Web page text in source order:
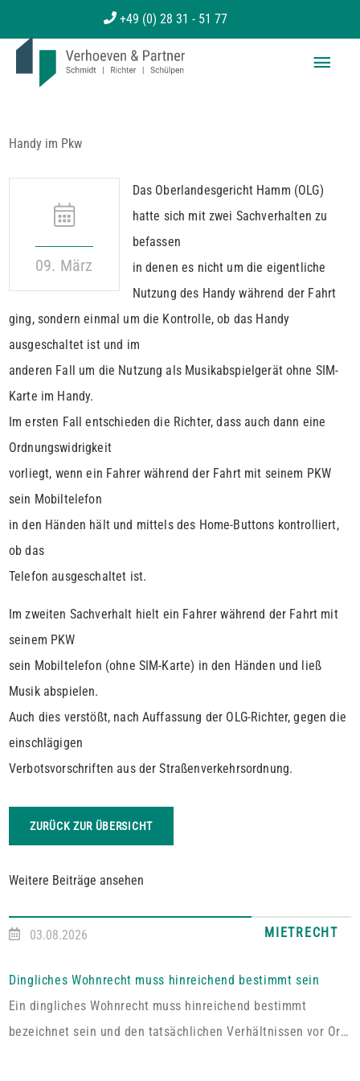
Inhalt
+49 (0) 28 31 - 51 77
Handy im Pkw
09. März
Das Oberlandesgericht Hamm (OLG)
hatte sich mit zwei Sachverhalten zu
befassen
in denen es nicht um die eigentliche
Nutzung des Handy während der Fahrt
ging, sondern einmal um die Kontrolle, ob das Handy
ausgeschaltet ist und im
anderen Fall um die Nutzung als Musikabspielgerät ohne SIM-
Karte im Handy.
Im ersten Fall entschieden die Richter, dass auch dann eine
Ordnungswidrigkeit
vorliegt, wenn ein Fahrer während der Fahrt mit seinem PKW
sein Mobiltelefon
in den Händen hält und mittels des Home-Buttons kontrolliert,
ob das
Telefon ausgeschaltet ist.
Im zweiten Sachverhalt hielt ein Fahrer während der Fahrt mit
seinem PKW
sein Mobiltelefon (ohne SIM-Karte) in den Händen und ließ
Musik abspielen.
Auch dies verstößt, nach Auffassung der OLG-Richter, gegen die
einschlägigen
Verbotsvorschriften aus der Straßenverkehrsordnung.
ZURÜCK ZUR ÜBERSICHT
Weitere Beiträge ansehen
03.08.2026 MIETRECHT
Dingliches Wohnrecht muss hinreichend bestimmt sein
Ein dingliches Wohnrecht muss hinreichend bestimmt
bezeichnet sein und den tatsächlichen Verhältnissen vor Ort